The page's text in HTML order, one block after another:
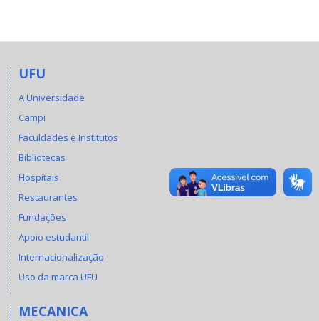
UFU
A Universidade
Campi
Faculdades e Institutos
Bibliotecas
Hospitais
Restaurantes
Fundações
Apoio estudantil
Internacionalização
Uso da marca UFU
MECANICA